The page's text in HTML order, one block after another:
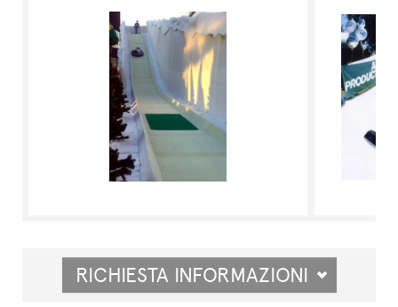
RICHIESTA INFORMAZIONI